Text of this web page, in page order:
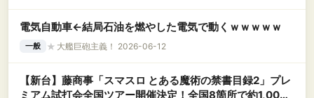
電気自動車←結局石油を燃やした電気で動くｗｗｗｗｗ
一般 ★ 大艦巨砲主義！ 2026-06-12
【新台】藤商事「スマスロ とある魔術の禁書目録2」プレ
ミアム試打会全国ツアー開催決定！全国8箇所で約1,000